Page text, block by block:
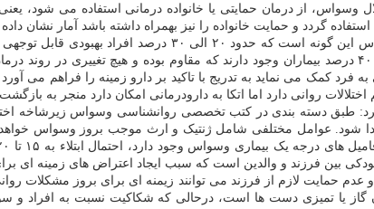
وسواس، از درمان حمایتی یا خانواده درمانی استفاده می شود،
به فرد کمک می نماید به تدریج با تاکید بر دارو زمینه را فراهم می
روانی دارد اما اتکا به دارودرمانی امکان دارد منجر به
طبق دسته بندی در کتب تخصصی روانشناسی وسواس زیرشاخه
بین فرزند و والدین است که سبب ایجاد اعتراض های زمینه ای
عدم حمایت لازم از فرزند می توانند زیمنه ای برای بروز
یا تمیزی دست ها است، درحالی که شکاکیت نسبت به افراد و